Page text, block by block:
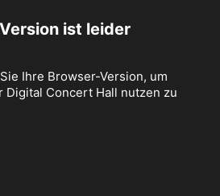
ist leider
Ihre Browser-Version, um
Digital Concert Hall nutzen zu